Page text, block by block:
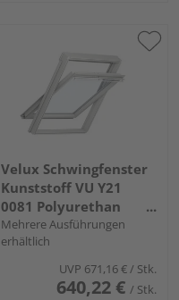
Velux Schwingfenster
Kunststoff VU Y21
0081 Polyurethan
Energie Austausch Alu
55x84
Mehrere Ausführungen
erhältlich
UVP 671,16 €/ Stk.
640,22 € / Stk.